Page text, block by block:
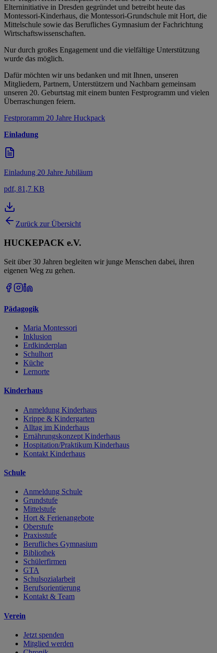
Elterninitiative in Dresden gegründet und betreibt heute das
Montessori-Kinderhaus, die Montessori-Grundschule mit Hort, die
Mittelschule sowie das Berufliches Gymnasium der Fachrichtung
Wirtschaftswissenschaften.
Nur durch großes Engagement und die vielfältige Unterstützung
wurde das möglich.
Dafür möchten wir uns bedanken und mit Ihnen, unseren
Mitgliedern, Partnern, Unterstützern und Nachbarn gemeinsam
unseren 20. Geburtstag mit einem bunten Festprogramm und vielen
Überraschungen feiern.
Festproramm 20 Jahre Huckpack
Einladung
Einladung 20 Jahre Jubiläum
pdf, 81,7 KB
Zurück zur Übersicht
HUCKEPACK e.V.
Seit über 30 Jahren begleiten wir junge Menschen dabei, ihren
eigenen Weg zu gehen.
Pädagogik
Maria Montessori
Inklusion
Erdkinderplan
Schulhort
Küche
Lernorte
Kinderhaus
Anmeldung Kinderhaus
Krippe & Kindergarten
Alltag im Kinderhaus
Ernährungskonzept Kinderhaus
Hospitation/Praktikum Kinderhaus
Kontakt Kinderhaus
Schule
Anmeldung Schule
Grundstufe
Mittelstufe
Hort & Ferienangebote
Oberstufe
Praxisstufe
Berufliches Gymnasium
Bibliothek
Schülerfirmen
GTA
Schulsozialarbeit
Berufsorientierung
Kontakt & Team
Verein
Jetzt spenden
Mitglied werden